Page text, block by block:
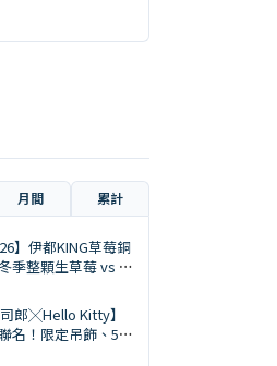
月間 累計
】伊都KING草莓銅
季整顆生草莓 vs 夏
司郎╳Hello Kitty】
名！限定吊飾、5%